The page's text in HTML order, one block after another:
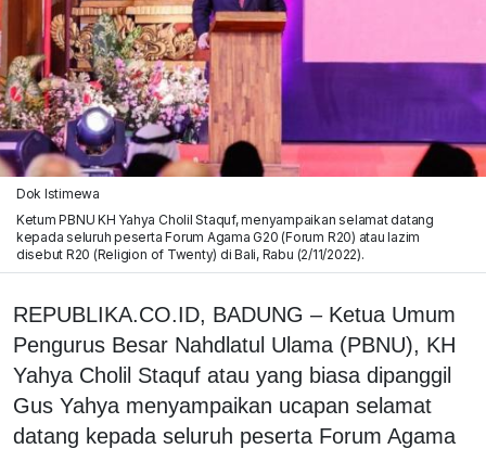
Dok Istimewa
Ketum PBNU KH Yahya Cholil Staquf, menyampaikan selamat datang
kepada seluruh peserta Forum Agama G20 (Forum R20) atau lazim
disebut R20 (Religion of Twenty) di Bali, Rabu (2/11/2022).
REPUBLIKA.CO.ID, BADUNG – Ketua Umum
Pengurus Besar Nahdlatul Ulama (PBNU), KH
Yahya Cholil Staquf atau yang biasa dipanggil
Gus Yahya menyampaikan ucapan selamat
datang kepada seluruh peserta Forum Agama